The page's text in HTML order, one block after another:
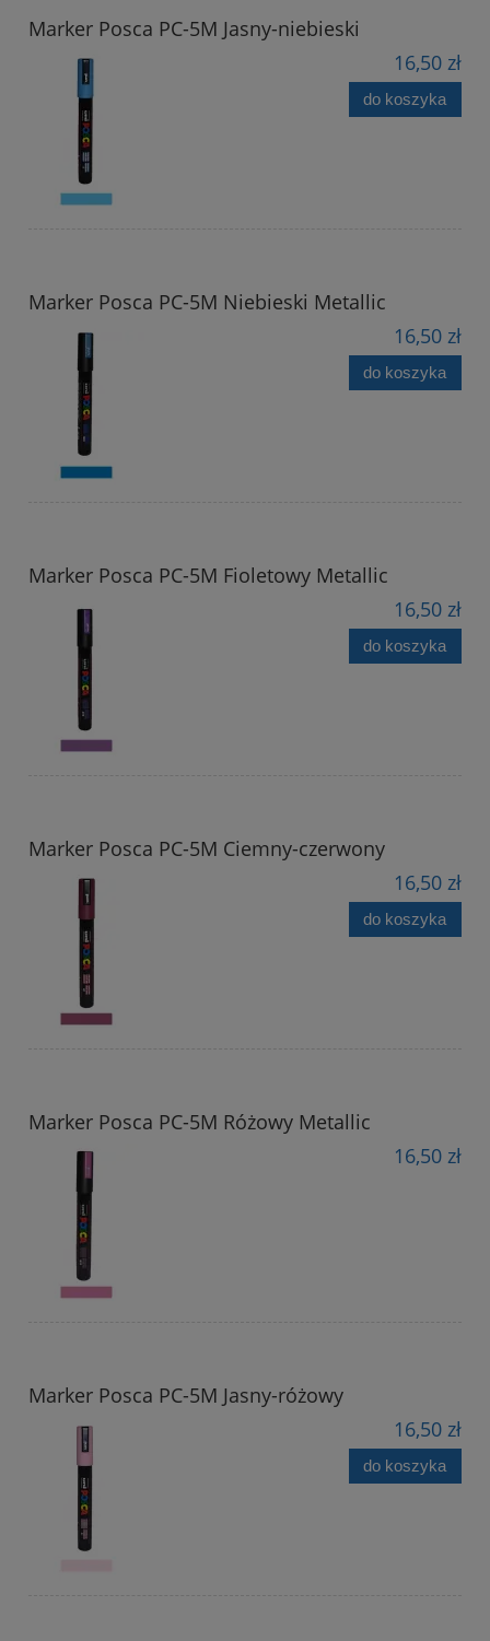
Marker Posca PC-5M Jasny-niebieski
16,50 zł
do koszyka
Marker Posca PC-5M Niebieski Metallic
16,50 zł
do koszyka
Marker Posca PC-5M Fioletowy Metallic
16,50 zł
do koszyka
Marker Posca PC-5M Ciemny-czerwony
16,50 zł
do koszyka
Marker Posca PC-5M Różowy Metallic
16,50 zł
Marker Posca PC-5M Jasny-różowy
16,50 zł
do koszyka